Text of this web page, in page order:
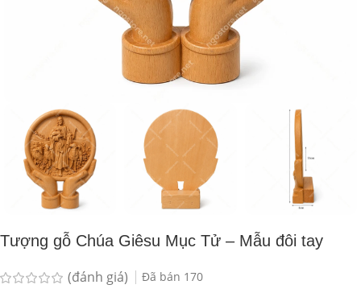
Tượng gỗ Chúa Giêsu Mục Tử – Mẫu đôi tay
(đánh giá) Đã bán 170